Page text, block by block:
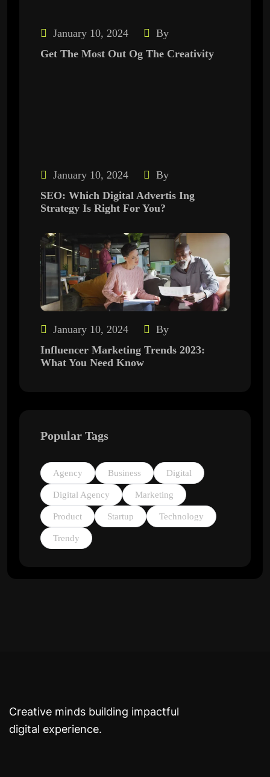
January 10, 2024
By
Get The Most Out Og The Creativity
January 10, 2024
By
SEO: Which Digital Advertis Ing
Strategy Is Right For You?
January 10, 2024
By
Influencer Marketing Trends 2023:
What You Need Know
Popular Tags
Agency Business Digital
Digital Agency Marketing
Product Startup Technology
Trendy
Creative minds building impactful
digital experience.